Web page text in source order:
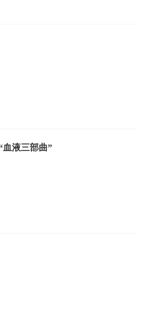
主任崔建国
为血液病患者的
肿瘤诊疗新高地
液病医院肿瘤
液三部曲”